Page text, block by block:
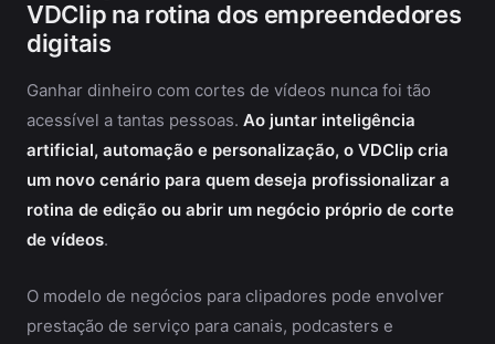
VDClip na rotina dos empreendedores
digitais
Ganhar dinheiro com cortes de vídeos nunca foi tão
acessível a tantas pessoas. Ao juntar inteligência
artificial, automação e personalização, o VDClip cria
um novo cenário para quem deseja profissionalizar a
rotina de edição ou abrir um negócio próprio de corte
de vídeos.
O modelo de negócios para clipadores pode envolver
prestação de serviço para canais, podcasters e